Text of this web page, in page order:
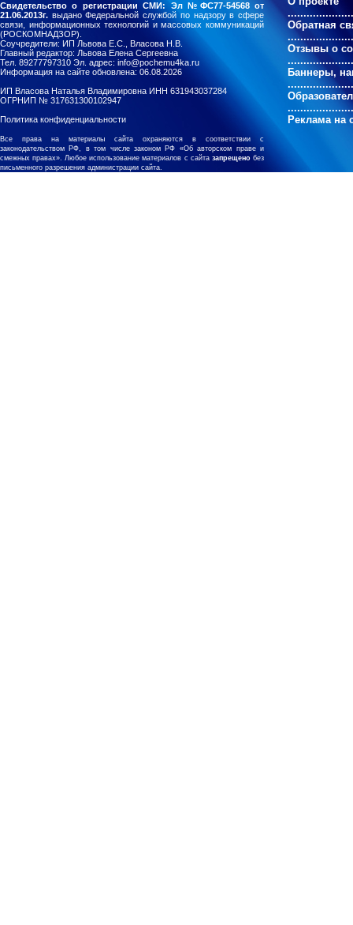
Обратная
Отзывы о
Баннеры,
Реклама на
Свидетельство о регистрации СМИ: Эл №ФС77-54568 от
21.06.2013г. выдано Федеральной службой по надзору в сфере
связи, информационных технологий и массовых коммуникаций
(РОСКОМНАДЗОР).
Соучредители: ИП Львова Е.С., Власова Н.В.
Главный редактор: Львова Елена Сергеевна
Тел. 89277797310 Эл. адрес: info@pochemu4ka.ru
Информация на сайте обновлена: 06.08.2026
ИП Власова Наталья Владимировна ИНН 631943037284
ОГРНИП № 317631300102947
Политика конфиденциальности
Все права на материалы сайта охраняются в соответствии с
законодательством РФ, в том числе законом РФ «Об авторском праве и
смежных правах». Любое использование материалов с сайта запрещенобез
письменного разрешения администрации сайта.